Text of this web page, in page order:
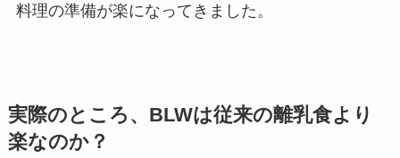
料理の準備が楽になってきました。
実際のところ、BLWは従来の離乳食より
楽なのか？